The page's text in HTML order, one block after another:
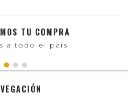
TU COMPRA
a todo el país